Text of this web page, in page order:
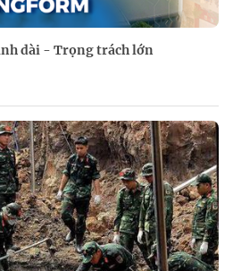
dài - Trọng trách lớn